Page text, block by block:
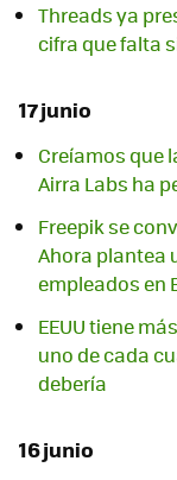
Threads ya
cifra que falta
17 junio
Creíamos que
Airra Labs ha
Freepik se
Ahora plantea
empleados en
EEUU tiene
uno de cada
debería
16 junio